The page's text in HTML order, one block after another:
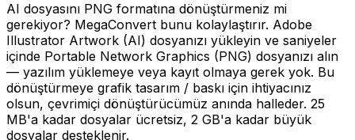
AI dosyasını PNG formatına dönüştürmeniz mi
gerekiyor? MegaConvert bunu kolaylaştırır. Adobe
Illustrator Artwork (AI) dosyanızı yükleyin ve saniyeler
içinde Portable Network Graphics (PNG) dosyanızı alın
— yazılım yüklemeye veya kayıt olmaya gerek yok. Bu
dönüştürmeye grafik tasarım / baskı için ihtiyacınız
olsun, çevrimiçi dönüştürücümüz anında halleder. 25
MB'a kadar dosyalar ücretsiz, 2 GB'a kadar büyük
dosyalar desteklenir.